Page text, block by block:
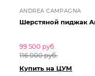
ANDREA CAMPAGNA
Шерстяной пиджак
99 500 руб.
116 000 руб.
Купить на ЦУМ